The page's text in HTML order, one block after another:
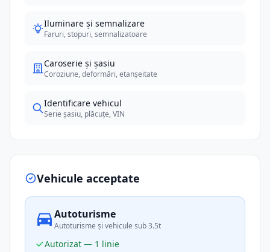
Iluminare și semnalizare
Faruri, stopuri, semnalizatoare
Caroserie și șasiu
Coroziune, deformări, etanșeitate
Identificare vehicul
Serie șasiu, plăcuțe, VIN
Vehicule acceptate
Autoturisme
Autoturisme și vehicule sub 3.5t
Autorizat — 1 linie